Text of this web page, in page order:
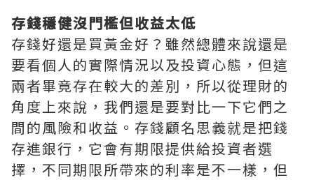
存錢穩健沒門檻但收益太低
存錢好還是買黃金好？雖然總體來說還是
要看個人的實際情況以及投資心態，但這
兩者畢竟存在較大的差別，所以從理財的
角度上來說，我們還是要對比一下它們之
間的風險和收益。存錢顧名思義就是把錢
存進銀行，它會有期限提供給投資者選
擇，不同期限所帶來的利率是不一樣，但